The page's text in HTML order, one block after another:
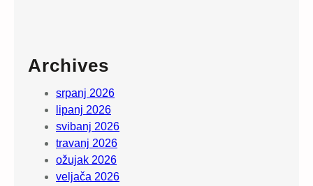
Archives
srpanj 2026
lipanj 2026
svibanj 2026
travanj 2026
ožujak 2026
veljača 2026